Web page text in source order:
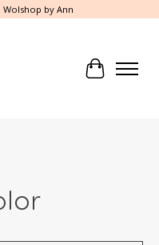
by Ann